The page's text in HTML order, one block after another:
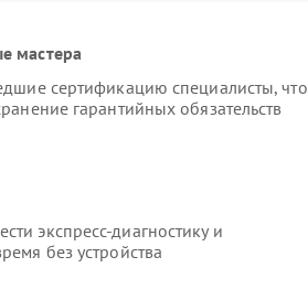
мастера
сертификацию специалисты, что
гарантийных обязательств
экспресс-диагностику и
без устройства